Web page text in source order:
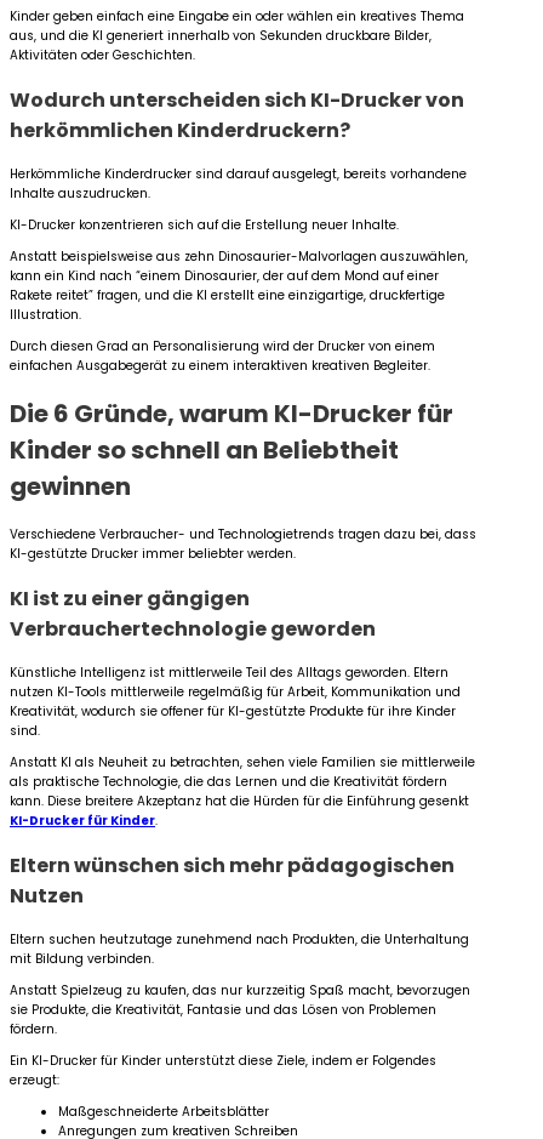
Kinder geben einfach eine Eingabe ein oder wählen ein kreatives Thema
aus, und die KI generiert innerhalb von Sekunden druckbare Bilder,
Aktivitäten oder Geschichten.
Wodurch unterscheiden sich KI-Drucker von
herkömmlichen Kinderdruckern?
Herkömmliche Kinderdrucker sind darauf ausgelegt, bereits vorhandene
Inhalte auszudrucken.
KI-Drucker konzentrieren sich auf die Erstellung neuer Inhalte.
Anstatt beispielsweise aus zehn Dinosaurier-Malvorlagen auszuwählen,
kann ein Kind nach “einem Dinosaurier, der auf dem Mond auf einer
Rakete reitet” fragen, und die KI erstellt eine einzigartige, druckfertige
Illustration.
Durch diesen Grad an Personalisierung wird der Drucker von einem
einfachen Ausgabegerät zu einem interaktiven kreativen Begleiter.
Die 6 Gründe, warum KI-Drucker für
Kinder so schnell an Beliebtheit
gewinnen
Verschiedene Verbraucher- und Technologietrends tragen dazu bei, dass
KI-gestützte Drucker immer beliebter werden.
KI ist zu einer gängigen
Verbrauchertechnologie geworden
Künstliche Intelligenz ist mittlerweile Teil des Alltags geworden. Eltern
nutzen KI-Tools mittlerweile regelmäßig für Arbeit, Kommunikation und
Kreativität, wodurch sie offener für KI-gestützte Produkte für ihre Kinder
sind.
Anstatt KI als Neuheit zu betrachten, sehen viele Familien sie mittlerweile
als praktische Technologie, die das Lernen und die Kreativität fördern
kann. Diese breitere Akzeptanz hat die Hürden für die Einführung gesenkt
KI-Drucker für Kinder.
Eltern wünschen sich mehr pädagogischen
Nutzen
Eltern suchen heutzutage zunehmend nach Produkten, die Unterhaltung
mit Bildung verbinden.
Anstatt Spielzeug zu kaufen, das nur kurzzeitig Spaß macht, bevorzugen
sie Produkte, die Kreativität, Fantasie und das Lösen von Problemen
fördern.
Ein KI-Drucker für Kinder unterstützt diese Ziele, indem er Folgendes
erzeugt:
Maßgeschneiderte Arbeitsblätter
Anregungen zum kreativen Schreiben